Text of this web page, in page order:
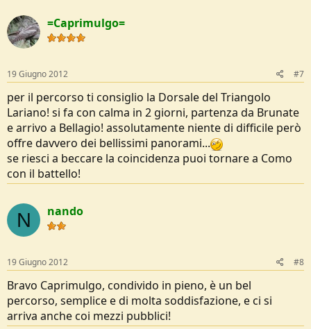
=Caprimulgo=
19 Giugno 2012 #7
per il percorso ti consiglio la Dorsale del Triangolo
Lariano! si fa con calma in 2 giorni, partenza da Brunate
e arrivo a Bellagio! assolutamente niente di difficile però
offre davvero dei bellissimi panorami...
se riesci a beccare la coincidenza puoi tornare a Como
con il battello!
N nando
19 Giugno 2012 #8
Bravo Caprimulgo, condivido in pieno, è un bel
percorso, semplice e di molta soddisfazione, e ci si
arriva anche coi mezzi pubblici!